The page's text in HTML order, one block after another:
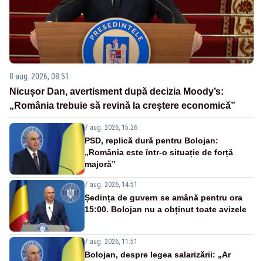
8 aug. 2026, 08:51
Nicușor Dan, avertisment după decizia Moody’s:
„România trebuie să revină la creștere economică”
7 aug. 2026, 15:26
PSD, replică dură pentru Bolojan:
„România este într-o situație de forță
majoră”
7 aug. 2026, 14:51
Ședința de guvern se amână pentru ora
15:00. Bolojan nu a obținut toate avizele
7 aug. 2026, 11:51
Bolojan, despre legea salarizării: „Ar